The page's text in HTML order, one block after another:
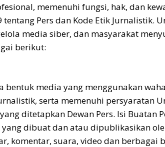
memenuhi fungsi, hak, dan
Pers dan Kode Etik Jurnalistik.
media siber, dan masyarakat
berikut:
bentuk media yang menggunakan
serta memenuhi persyaratan
ditetapkan Dewan Pers. Isi Buatan
yang dibuat dan atau dipublikasikan
komentar, suara, video dan berbagai